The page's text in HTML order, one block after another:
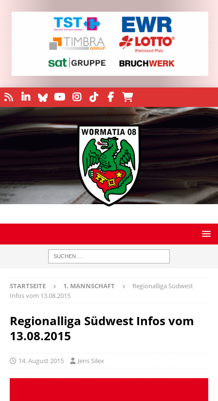
STARTSEITE 1. MANNSCHAFT
Regionalliga Südwest
Infos vom 13.08.2015
Regionalliga Südwest Infos vom
13.08.2015
14. August 2015 Jens Silex